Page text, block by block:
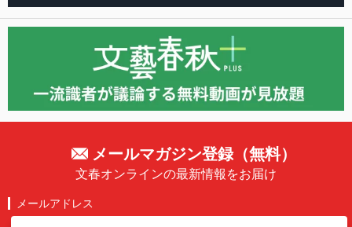
メールマガジン登録（無料）
文春オンラインの最新情報をお届け
メールアドレス